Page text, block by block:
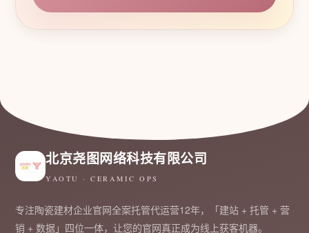
北京尧图网络科技有限公司
YAOTU · CERAMIC OPS
专注陶瓷建材企业官网全案托管代运营12年，「建站 + 托管 + 营
销 + 数据」四位一体，让您的官网真正成为线上获客机器。